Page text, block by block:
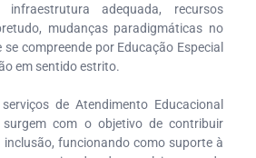
infraestrutura adequada, recursos
mudanças paradigmáticas no
compreende por Educação Especial
em sentido estrito.
de Atendimento Educacional
surgem com o objetivo de contribuir
funcionando como suporte à